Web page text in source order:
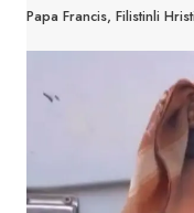
Papa Francis, Filistinli